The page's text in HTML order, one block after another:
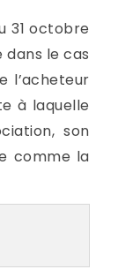
31 octobre
dans le cas
l’acheteur
à laquelle
son
comme la